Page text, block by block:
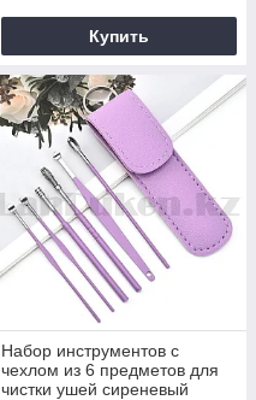
Купить
Набор инструментов с
чехлом из 6 предметов для
чистки ушей сиреневый